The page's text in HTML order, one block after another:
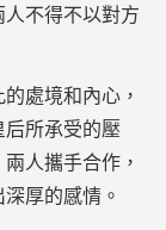
不得不以對方
處境和內心，
所承受的壓
人攜手合作，
厚的感情。